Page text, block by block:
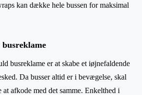
kan dække hele bussen for maksimal
busreklame er at skabe et iøjnefaldende
Da busser altid er i bevægelse, skal
afkode med det samme. Enkelthed i